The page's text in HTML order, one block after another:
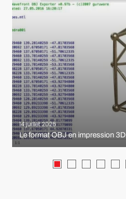
14 juillet 2026
Le format OBJ en impression 3D